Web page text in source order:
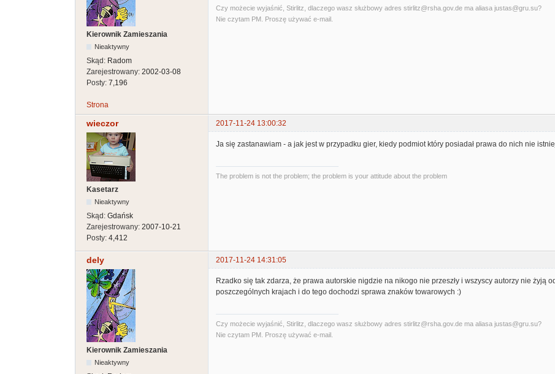
Kierownik Zamieszania
Nieaktywny
Skąd: Radom
Zarejestrowany: 2002-03-08
Posty: 7,196
Czy możecie wyjaśnić, Stirlitz, dlaczego wasz służbowy adres stirlitz@rsha.gov.de ma aliasa justas@gru.su?
Nie czytam PM. Proszę używać e-mail.
Strona
wieczor 2017-11-24 13:00:32
Kasetarz
Nieaktywny
Skąd: Gdańsk
Zarejestrowany: 2007-10-21
Posty: 4,412
Ja się zastanawiam - a jak jest w przypadku gier, kiedy podmiot który posiadał prawa do nich nie
The problem is not the problem; the problem is your attitude about the problem
dely 2017-11-24 14:31:05
Kierownik Zamieszania
Nieaktywny
Rzadko się tak zdarza, że prawa autorskie nigdzie na nikogo nie przeszły i wszyscy autorzy nie żyją
poszczególnych krajach i do tego dochodzi sprawa znaków towarowych :)
Czy możecie wyjaśnić, Stirlitz, dlaczego wasz służbowy adres stirlitz@rsha.gov.de ma aliasa justas@gru.su?
Nie czytam PM. Proszę używać e-mail.